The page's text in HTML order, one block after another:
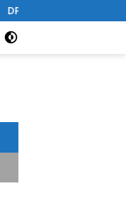
Gelar Paripurna